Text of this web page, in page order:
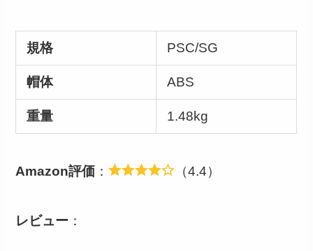
規格 PSC/SG
帽体 ABS
重量 1.48kg
Amazon評価 ： （4.4）
レビュー ：